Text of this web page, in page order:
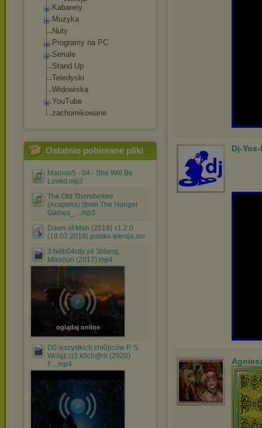
Kabarety
Muzyka
Nuty
Programy na PC
Seriale
Stand Up
Teledyski
Widowiska
YouTube
zachomikowane
Ostatnio pobierane pliki
Maroon5 - 04 - She Will Be
Loved.mp3
The Old Therebefore
(Acapella) (from The Hunger
Games_....mp3
Dawn of Man (2019) v1.2.0
(18.07.2019) polska wersja.iso
3 billb04rdy z4 3bbing,
Miss0uri (2017).mp4
oglądaj online
D0 wszystkich chł0pców P. S.
Wciąż ci3 k0ch@m (2020)
F....mp4
Dj-Yos-